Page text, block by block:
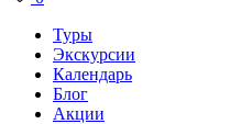
Туры
Экскурсии
Календарь
Блог
Акции